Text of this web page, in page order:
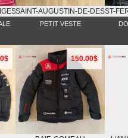
SAINT-AUGUSTIN-DE-
PETIT VESTE
ST-
150.00$